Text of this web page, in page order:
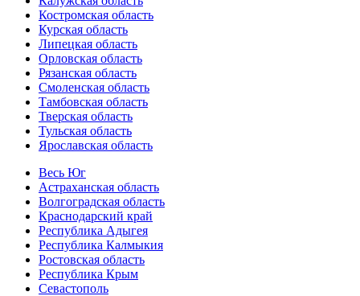
Костромская область
Курская область
Липецкая область
Орловская область
Рязанская область
Смоленская область
Тамбовская область
Тверская область
Тульская область
Ярославская область
Весь Юг
Астраханская область
Волгоградская область
Краснодарский край
Республика Адыгея
Республика Калмыкия
Ростовская область
Республика Крым
Севастополь